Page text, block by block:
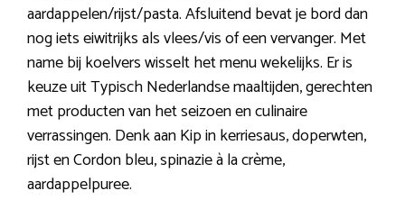
aardappelen/rijst/pasta. Afsluitend bevat je bord dan
nog iets eiwitrijks als vlees/vis of een vervanger. Met
name bij koelvers wisselt het menu wekelijks. Er is
keuze uit Typisch Nederlandse maaltijden, gerechten
met producten van het seizoen en culinaire
verrassingen. Denk aan Kip in kerriesaus, doperwten,
rijst en Cordon bleu, spinazie à la crème,
aardappelpuree.